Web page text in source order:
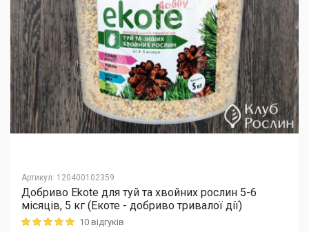
Артикул: 120400102359
Добриво Еkote для туй та хвойних рослин 5-6
місяців, 5 кг (Екоте - добриво тривалої дії)
Rating: 5 out of 510 відгуків